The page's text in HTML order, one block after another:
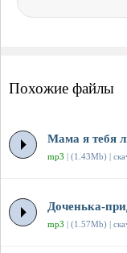
Похожие файлы
Мама я тебя
mp3 | (1.43Mb) |
Доченька-
mp3 | (1.57Mb) |